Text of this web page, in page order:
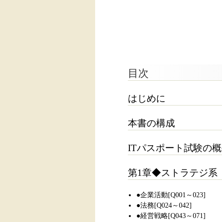
目次
はじめに
本書の構成
ITパスポート試験の
第1章◆ストラテジ系
●企業活動[Q001～023]
●法務[Q024～042]
●経営戦略[Q043～071]